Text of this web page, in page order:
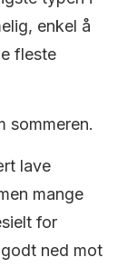
enkel å
fleste
sommeren.
lave
mange
for
ned mot